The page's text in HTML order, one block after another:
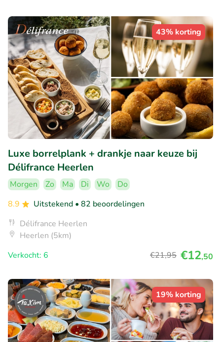
43% korting
Luxe borrelplank + drankje naar keuze bij
Délifrance Heerlen
Morgen Zo Ma Di Wo
Do
8.9
Uitstekend • 82 beoordelingen
Délifrance Heerlen
Heerlen (5km)
Verkocht: 6
€21,95 €12,50
19% korting